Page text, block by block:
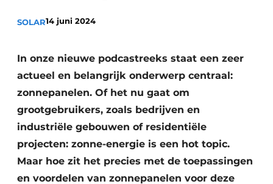
Binnenklimaat
Ventilatie
Warmtepompen
SOLAR14 juni 2024
In onze nieuwe podcastreeks staat een zeer
actueel en belangrijk onderwerp centraal:
zonnepanelen. Of het nu gaat om
grootgebruikers, zoals bedrijven en
industriële gebouwen of residentiële
projecten: zonne-energie is een hot topic.
Maar hoe zit het precies met de toepassingen
en voordelen van zonnepanelen voor deze